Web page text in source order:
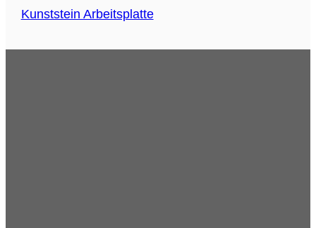
Kunststein Arbeitsplatte